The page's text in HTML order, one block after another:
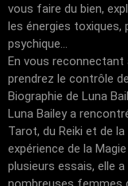
vous faire du bien,
les énergies
psychique...
En vous
prendrez le contrôle
Biographie de Luna
Luna Bailey a
Tarot, du Reiki et de
expérience de la
plusieurs essais, elle